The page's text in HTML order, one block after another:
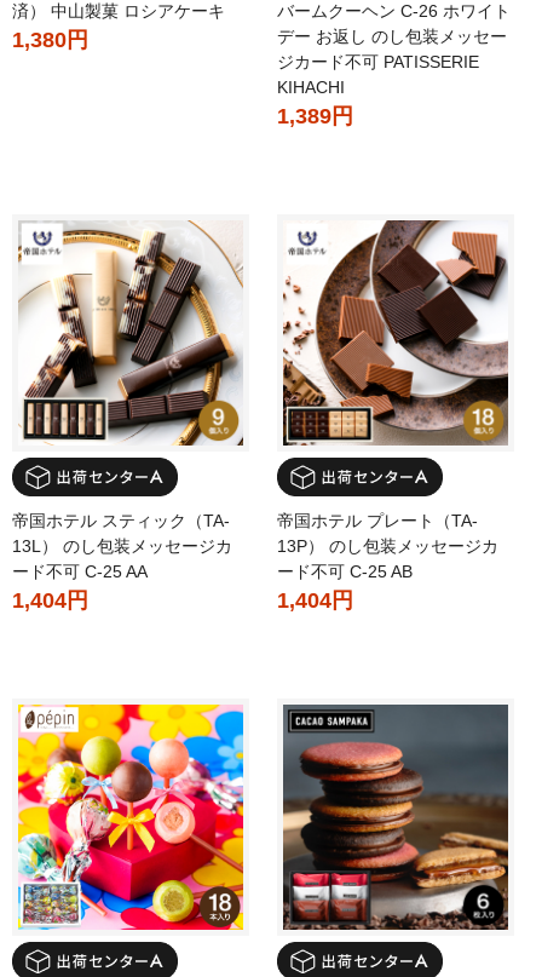
済） 中山製菓 ロシアケーキ
1,380円
バームクーヘン C-26 ホワイト
デー お返し のし包装メッセー
ジカード不可 PATISSERIE
KIHACHI
1,389円
帝国ホテル スティック（TA-
13L） のし包装メッセージカ
ード不可 C-25 AA
1,404円
帝国ホテル プレート（TA-
13P） のし包装メッセージカ
ード不可 C-25 AB
1,404円